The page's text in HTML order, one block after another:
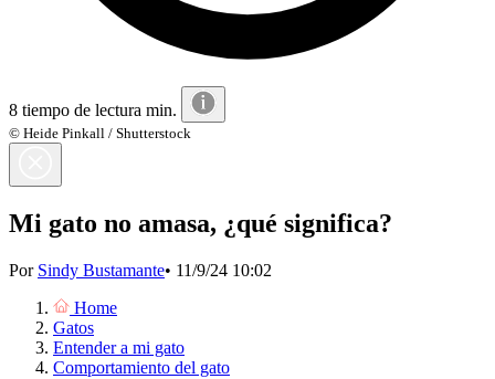
8 tiempo de lectura min.
© Heide Pinkall / Shutterstock
Mi gato no amasa, ¿qué significa?
Por Sindy Bustamante• 11/9/24 10:02
Home
Gatos
Entender a mi gato
Comportamiento del gato